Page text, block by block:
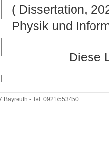
( Dissertation,
Physik und
Diese
Bayreuth - Tel. 0921/553450